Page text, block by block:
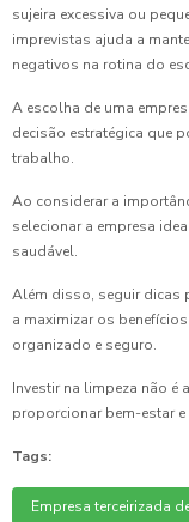
sujeira excessiva ou
imprevistas ajuda a
negativos na rotina do
A escolha de uma
decisão estratégica que
trabalho.
Ao considerar a
selecionar a empresa
saudável.
Além disso, seguir dicas
a maximizar os
organizado e seguro.
Investir na limpeza não é
proporcionar bem-estar
Tags:
Empresa terceirizada